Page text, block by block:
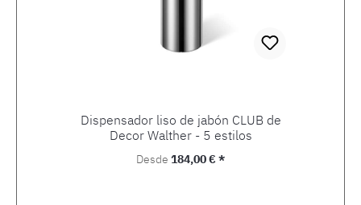
Dispensador liso de jabón CLUB de
Decor Walther - 5 estilos
Precio normal:
Desde 184,00 € *